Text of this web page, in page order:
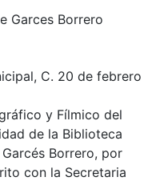
Garces Borrero
C. 20 de febrero
y Fílmico del
de la Biblioteca
Borrero, por
con la Secretaria